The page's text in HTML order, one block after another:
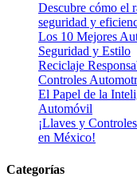
Descubre cómo el
seguridad y
Los 10 Mejores
Seguridad y Estilo
Reciclaje
Controles
El Papel de la
Automóvil
¡Llaves y
en México!
Categorías